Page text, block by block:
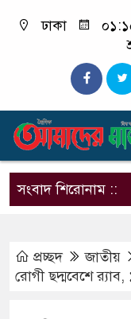
ঢাকা
সংবাদ শিরোনাম ::
না ইলিয়াস
প্রচ্ছদ
জাতীয়
রোগী ছদ্মবেশে